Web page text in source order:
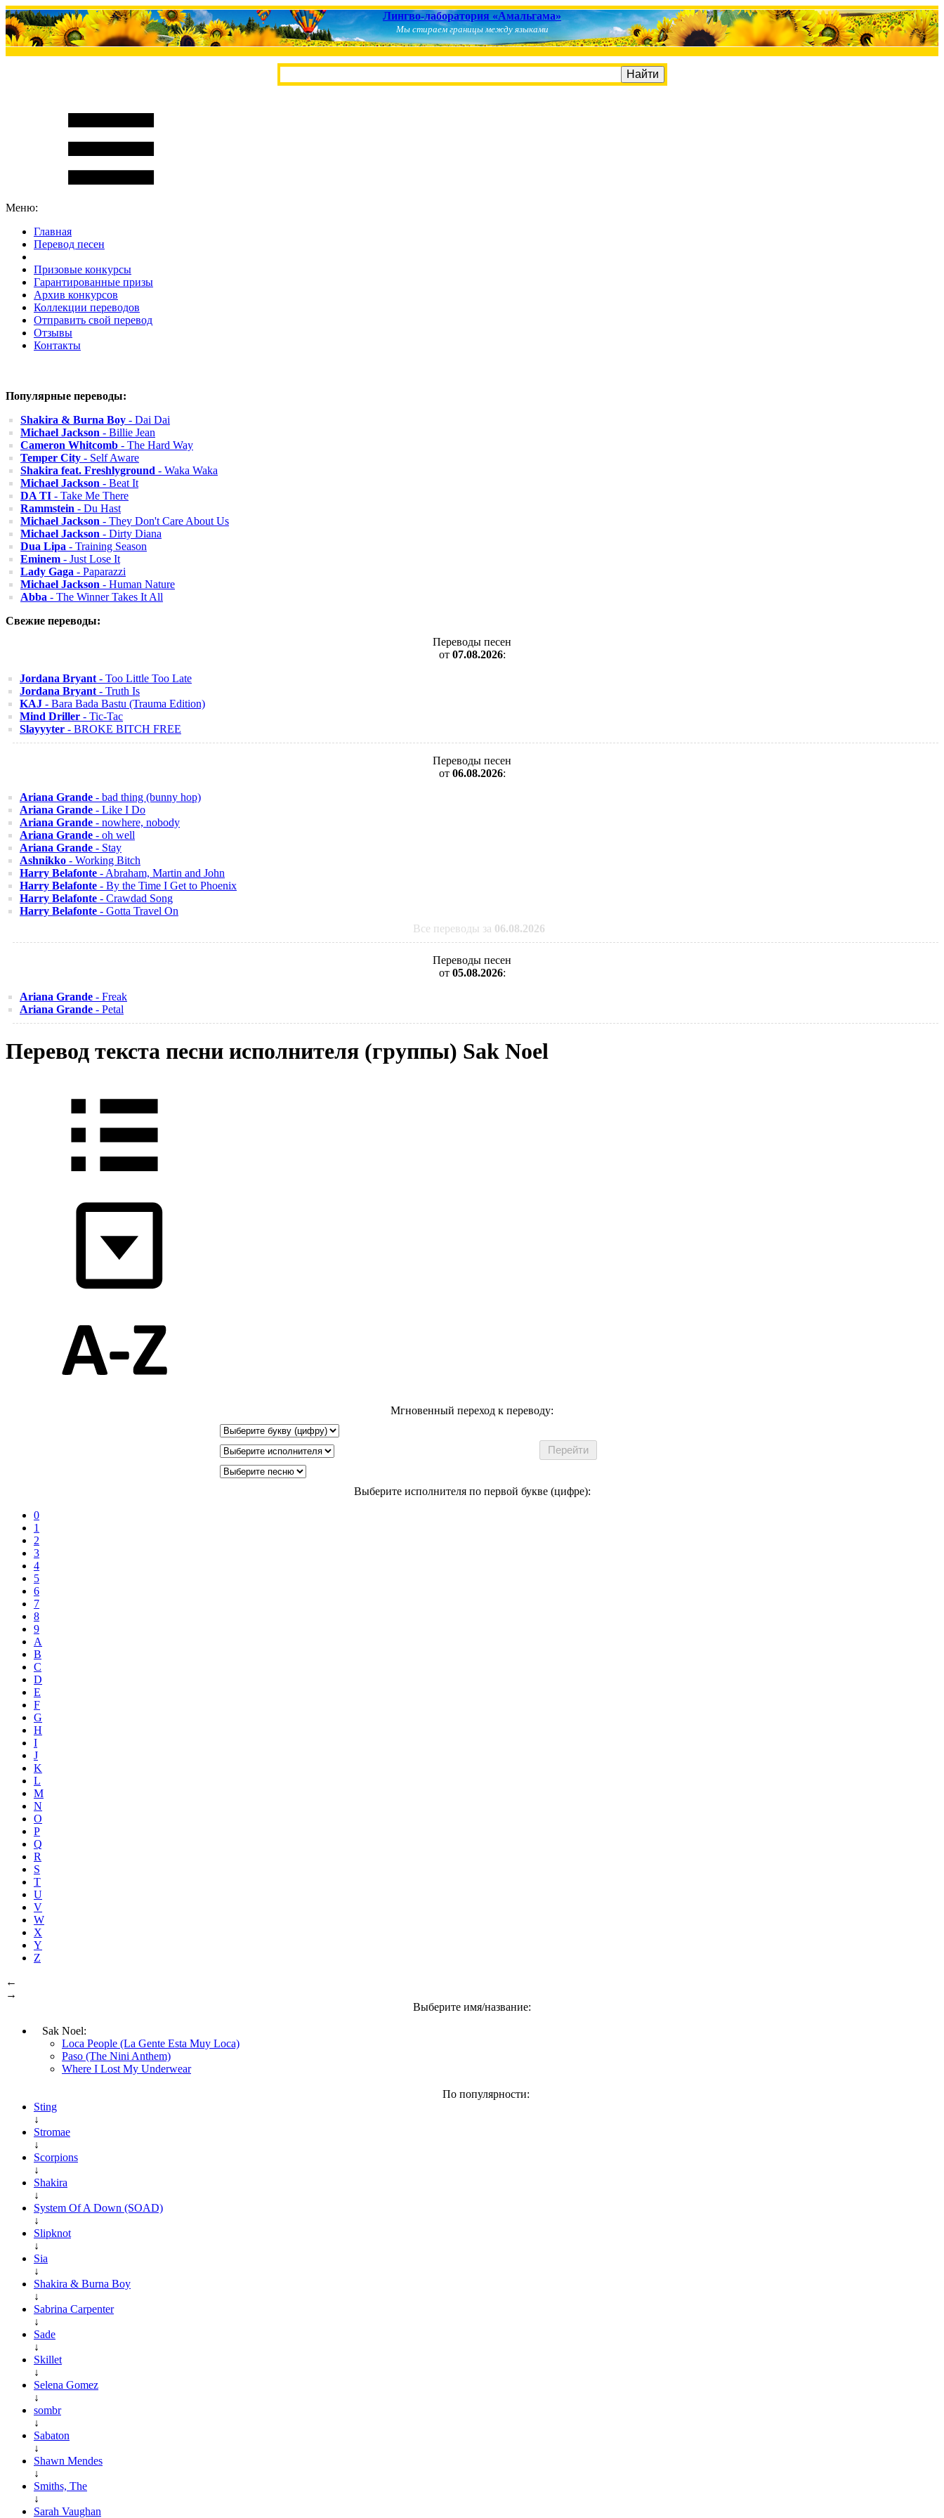
Лингво-лаборатория «Амальгама»
Мы стираем границы между языками
Меню:
Главная
Перевод песен
Призовые конкурсы
Гарантированные призы
Архив конкурсов
Коллекции переводов
Отправить свой перевод
Отзывы
Контакты
Популярные переводы:
Shakira & Burna Boy - Dai Dai
Michael Jackson - Billie Jean
Cameron Whitcomb - The Hard Way
Temper City - Self Aware
Shakira feat. Freshlyground - Waka Waka
Michael Jackson - Beat It
DA TI - Take Me There
Rammstein - Du Hast
Michael Jackson - They Don't Care About Us
Michael Jackson - Dirty Diana
Dua Lipa - Training Season
Eminem - Just Lose It
Lady Gaga - Paparazzi
Michael Jackson - Human Nature
Abba - The Winner Takes It All
Свежие переводы:
Переводы песен
от 07.08.2026:
Jordana Bryant - Too Little Too Late
Jordana Bryant - Truth Is
KAJ - Bara Bada Bastu (Trauma Edition)
Mind Driller - Tic-Tac
Slayyyter - BROKE BITCH FREE
Переводы песен
от 06.08.2026:
Ariana Grande - bad thing (bunny hop)
Ariana Grande - Like I Do
Ariana Grande - nowhere, nobody
Ariana Grande - oh well
Ariana Grande - Stay
Ashnikko - Working Bitch
Harry Belafonte - Abraham, Martin and John
Harry Belafonte - By the Time I Get to Phoenix
Harry Belafonte - Crawdad Song
Harry Belafonte - Gotta Travel On
Все переводы за 06.08.2026
Переводы песен
от 05.08.2026:
Ariana Grande - Freak
Ariana Grande - Petal
Перевод текста песни исполнителя (группы) Sak Noel
Мгновенный переход к переводу:
Выберите исполнителя по первой букве (цифре):
0
1
2
3
4
5
6
7
8
9
A
B
C
D
E
F
G
H
I
J
K
L
M
N
O
P
Q
R
S
T
U
V
W
X
Y
Z
←
→
Выберите имя/название:
Sak Noel:
Loca People (La Gente Esta Muy Loca)
Paso (The Nini Anthem)
Where I Lost My Underwear
По популярности:
Sting
↓
Stromae
↓
Scorpions
↓
Shakira
↓
System Of A Down (SOAD)
↓
Slipknot
↓
Sia
↓
Shakira & Burna Boy
↓
Sabrina Carpenter
↓
Sade
↓
Skillet
↓
Selena Gomez
↓
sombr
↓
Sabaton
↓
Shawn Mendes
↓
Smiths, The
↓
Sarah Vaughan